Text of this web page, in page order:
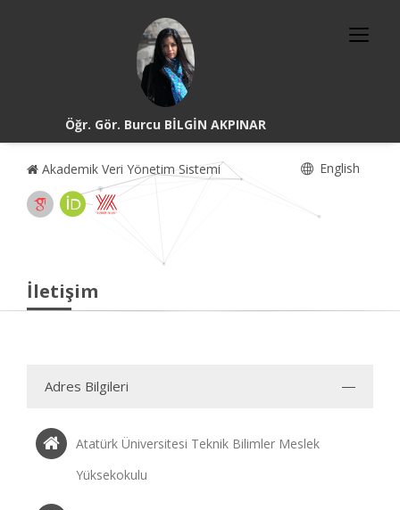
Öğr. Gör. Burcu BİLGİN AKPINAR
Akademik Veri Yönetim Sistemi English
İletişim
Adres Bilgileri
Atatürk Üniversitesi Teknik Bilimler Meslek
Yüksekokulu